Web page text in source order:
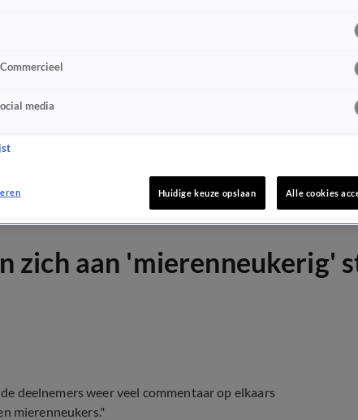
aan 'mierenneukerig'
deelnemers weer veel commentaar op elkaars
mierenneukers."
media
Huidige keuze opslaan Alle cookies